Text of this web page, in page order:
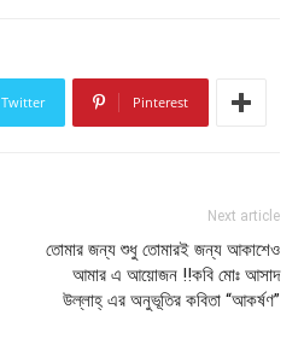
Twitter Pinterest
Next article
তোমার জন্য শুধু তোমারই জন্য আকাশেও
আমার এ আয়োজন !!কবি মোঃ আসাদ
উল্লাহ্ এর অনুভূতির কবিতা “আকর্ষণ”